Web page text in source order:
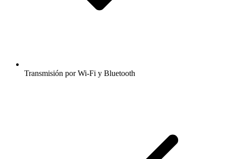
Transmisión por Wi-Fi y Bluetooth